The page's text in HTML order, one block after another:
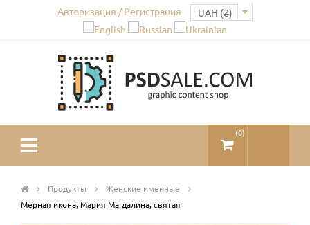
Авторизация / Регистрация
(0)
Продукты
Женские именные
Мерная икона, Мария Магдалина, святая